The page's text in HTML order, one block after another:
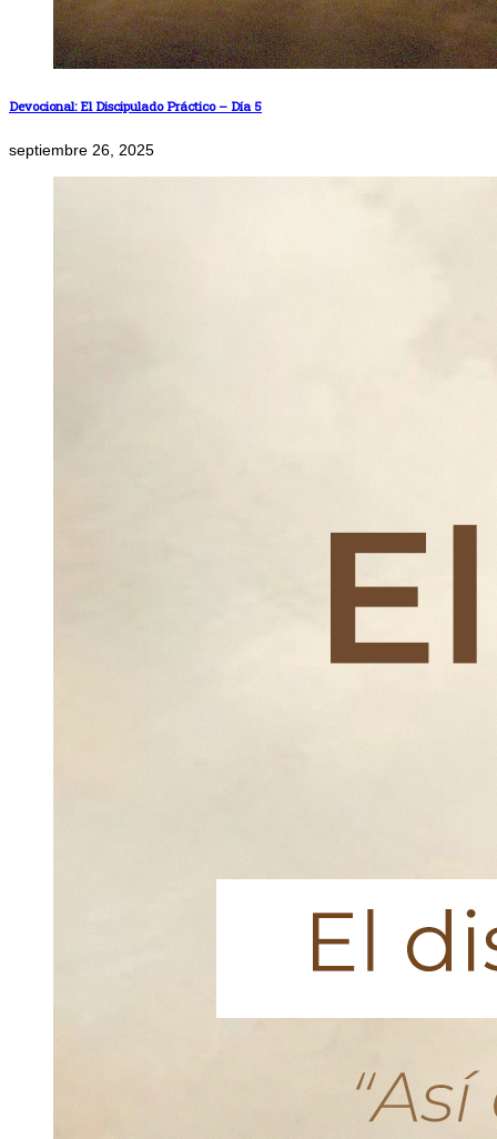
Devocional: El Discipulado Práctico – Día 5
septiembre 26, 2025